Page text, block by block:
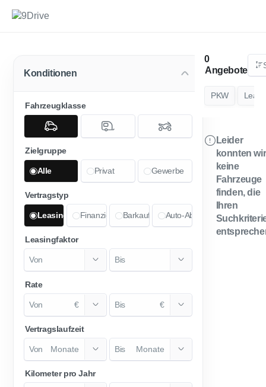
Konditionen
Fahrzeugklasse
Zielgruppe
Alle Privat Gewerbe
Vertragstyp
Leasing FinanzierungBarkauf Auto-Abo
Leasingfaktor
Rate
€ €
Vertragslaufzeit
Monate Monate
Kilometer pro Jahr
Angebote
PKW
Leider
konnten wir
keine
Fahrzeuge
finden, die
Ihren